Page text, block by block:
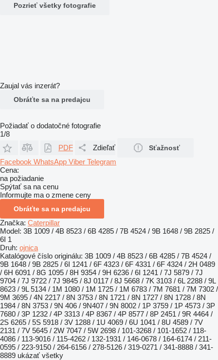
Pozrieť všetky fotografie
Zaujal vás inzerát?
Obráťte sa na predajcu
Požiadať o dodatočné fotografie
1/8
PDF
Zdieľať Sťažnosť
Facebook WhatsApp Viber Telegram
Cena:
na požiadanie
Spýtať sa na cenu
Informujte ma o zmene ceny
Obráťte sa na predajcu
Značka: Caterpillar
Model: 3B 1009 / 4B 8523 / 6B 4285 / 7B 4524 / 9B 1648 / 9B 2825 /
6I 1
Druh: ojnica
Katalógové číslo originálu: 3B 1009 / 4B 8523 / 6B 4285 / 7B 4524 /
9B 1648 / 9B 2825 / 6I 1241 / 6F 4323 / 6F 4331 / 6F 4324 / 2H 0489
/ 6H 6091 / 8G 1095 / 8H 9354 / 9H 6236 / 6I 1241 / 7J 5879 / 7J
9704 / 7J 9722 / 7J 9845 / 8J 0117 / 8J 5668 / 7K 3103 / 6L 2288 / 9L
8623 / 9L 5134 / 1M 1080 / 1M 1725 / 1M 6783 / 7M 7681 / 7M 7302 /
9M 3695 / 4N 2217 / 8N 3753 / 8N 1721 / 8N 1727 / 8N 1728 / 8N
1984 / 8N 3753 / 9N 406 / 9N407 / 9N 8002 / 1P 3759 / 1P 4573 / 3P
7680 / 3P 1232 / 4P 3313 / 4P 8367 / 4P 8577 / 8P 2451 / 9R 4464 /
2S 6265 / 5S 5918 / 3V 1288 / 1U 4069 / 6U 1041 / 8U 4589 / 7V
2131 / 7V 5645 / 2W 7047 / 5W 2698 / 101-3268 / 101-1652 / 118-
4086 / 113-9016 / 115-4262 / 132-1931 / 146-0678 / 164-6174 / 211-
0595 / 223-9150 / 264-6156 / 278-5126 / 319-0271 / 341-8888 / 341-
8889 ukázať všetky